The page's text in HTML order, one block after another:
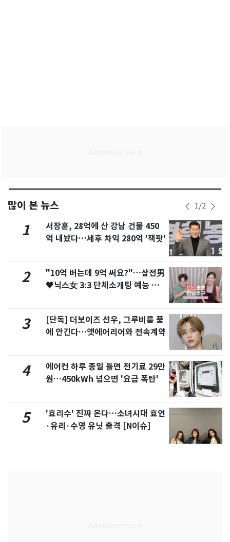
많이 본 뉴스 1/2
1
서장훈, 28억에 산 강남 건물 450
억 내놨다…세후 차익 280억 '잭팟'
2
"10억 버는데 9억 써요?"…삼전男
♥닉스女 3:3 단체소개팅 예능 화
3
[단독] 더보이즈 선우, 그루비룸 품
에 안긴다…앳에어리어와 전속계약
4
에어컨 하루 종일 틀면 전기료 29만
원…450kWh 넘으면 '요금 폭탄'
5
'효리수' 진짜 온다…소녀시대 효연
·유리·수영 유닛 출격 [N이슈]